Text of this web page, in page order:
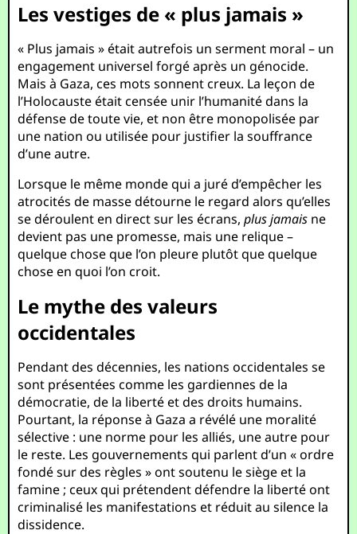
Les vestiges de « plus jamais »
« Plus jamais » était autrefois un serment moral – un
engagement universel forgé après un génocide.
Mais à Gaza, ces mots sonnent creux. La leçon de
l’Holocauste était censée unir l’humanité dans la
défense de toute vie, et non être monopolisée par
une nation ou utilisée pour justifier la souffrance
d’une autre.
Lorsque le même monde qui a juré d’empêcher les
atrocités de masse détourne le regard alors qu’elles
se déroulent en direct sur les écrans,plus jamais ne
devient pas une promesse, mais une relique –
quelque chose que l’on pleure plutôt que quelque
chose en quoi l’on croit.
Le mythe des valeurs
occidentales
Pendant des décennies, les nations occidentales se
sont présentées comme les gardiennes de la
démocratie, de la liberté et des droits humains.
Pourtant, la réponse à Gaza a révélé une moralité
sélective : une norme pour les alliés, une autre pour
le reste. Les gouvernements qui parlent d’un « ordre
fondé sur des règles » ont soutenu le siège et la
famine ; ceux qui prétendent défendre la liberté ont
criminalisé les manifestations et réduit au silence la
dissidence.